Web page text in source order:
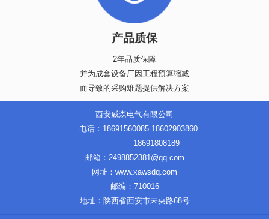
产品质保
2年品质保障
并为成套设备厂因工程预算缩减
而导致的采购难题提供解决方案
西安威森电气有限公司
电话：18691560085 18602903860
18691808189
邮箱：2498852381@qq.com
网址：www.xawsdq.com
邮编：710016
地址：陕西省西安市未央路68号